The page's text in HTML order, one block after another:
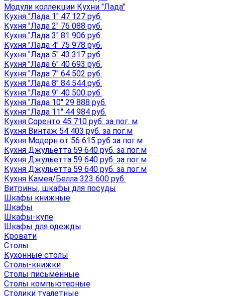
Модули коллекции Кухни "Лада"
Кухня "Лада 1" 47 127 руб.
Кухня "Лада 2" 76 088 руб.
Кухня "Лада 3" 81 906 руб.
Кухня "Лада 4" 75 978 руб.
Кухня "Лада 5" 43 317 руб.
Кухня "Лада 6" 40 693 руб.
Кухня "Лада 7" 64 502 руб.
Кухня "Лада 8" 84 544 руб.
Кухня "Лада 9" 40 500 руб.
Кухня "Лада 10" 29 888 руб.
Кухня "Лада 11" 44 984 руб.
Кухня Соренто 45 710 руб. за пог. м
Кухня Винтаж 54 403 руб. за пог.м
Кухня Модерн от 56 615 руб за пог.м
Кухня Джульетта 59 640 руб. за пог.м
Кухня Джульетта 59 640 руб. за пог.м
Кухня Джульетта 59 640 руб. за пог.м
Кухня Камея/Белла 323 600 руб.
Витрины, шкафы для посуды
Шкафы книжные
Шкафы
Шкафы-купе
Шкафы для одежды
Кровати
Столы
Кухонные столы
Столы-книжки
Столы письменные
Столы компьютерные
Столики туалетные